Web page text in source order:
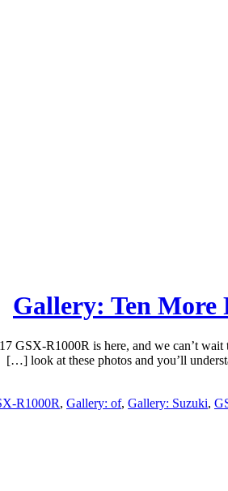
Gallery: Ten More
R1000R is here, and we can’t
look at these photos and you’ll
R1000R, Gallery: of, Gallery: Suzuki,